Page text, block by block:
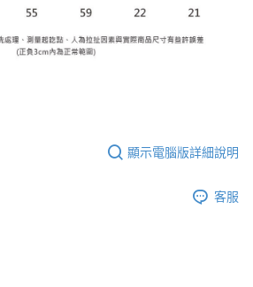
顯示電腦版詳細說明
客服